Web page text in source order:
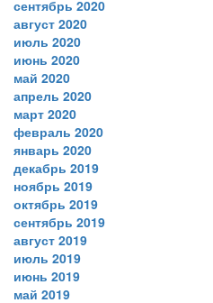
сентябрь 2020
август 2020
июль 2020
июнь 2020
май 2020
апрель 2020
март 2020
февраль 2020
январь 2020
декабрь 2019
ноябрь 2019
октябрь 2019
сентябрь 2019
август 2019
июль 2019
июнь 2019
май 2019